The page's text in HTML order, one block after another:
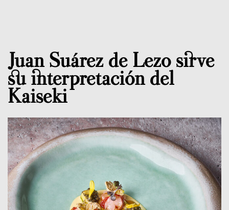
Juan Suárez de Lezo sirve
su interpretación del
Kaiseki